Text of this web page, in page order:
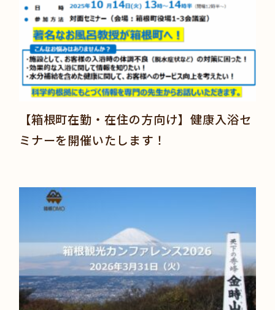
【箱根町在勤・在住の方向け】健康入浴セ
ミナーを開催いたします！